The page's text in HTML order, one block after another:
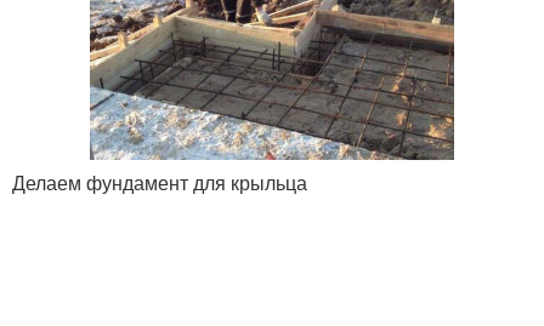
Делаем фундамент для крыльца